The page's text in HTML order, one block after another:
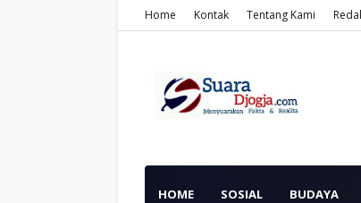
Home Kontak Tentang Kami
HOME SOSIAL BUDAYA